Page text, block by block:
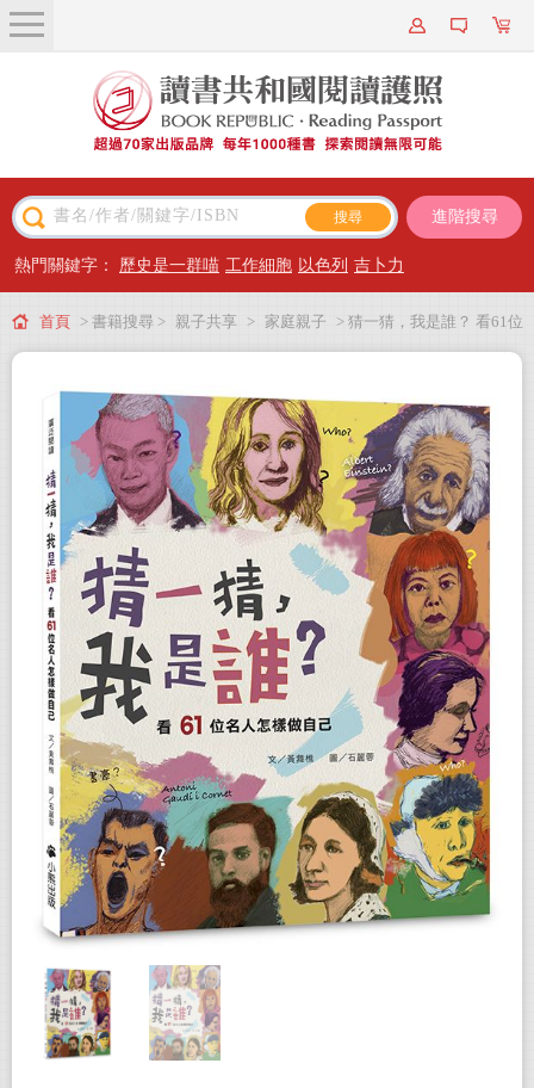
關於我們
近期新書
主題閱讀
出版專區
會員專屬
會員儲值方案
進階搜尋
熱門關鍵字： 歷史是一群喵 工作細胞 以色列 吉卜力
首頁 > 書籍搜尋 > 親子共享 > 家庭親子 > 猜一猜，我是誰？ 看61位